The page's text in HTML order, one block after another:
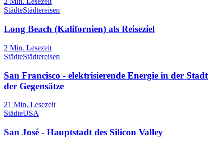
StädteStädtereisen
Long Beach (Kalifornien) als Reiseziel
2 Min. Lesezeit
StädteStädtereisen
San Francisco - elektrisierende Energie in der Stadt
der Gegensätze
21 Min. Lesezeit
StädteUSA
San José - Hauptstadt des Silicon Valley